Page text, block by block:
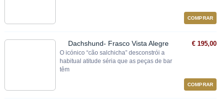
COMPRAR
Dachshund- Frasco Vista Alegre
O icónico “cão salchicha” desconstrói a
habitual atitude séria que as peças de bar
têm
€ 195,00
COMPRAR